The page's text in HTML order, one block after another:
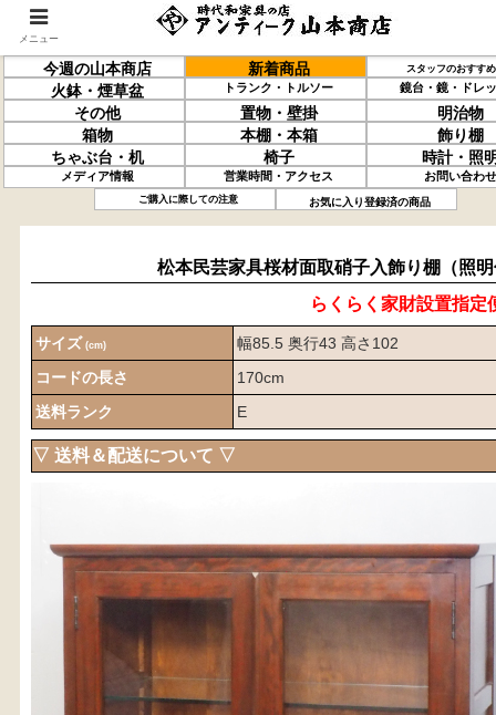
今週の山本商店 新着商品 スタッフのおすす
火鉢・煙草盆 トランク・トルソー 鏡台・鏡・ドレ
その他 置物・壁掛
明治物
箱物
本棚・本箱
飾り棚
ちゃぶ台・机
椅子 時計・照
メディア情報 営業時間・アクセス お問い合わ
ご購入に際しての注意 お気に入り登録済の商品
松本民芸家具桜材面取硝子入飾り棚 （照明付）
松本民芸家具桜材面取硝子入飾り棚（照
らくらく家財設置指定
サイズ (cm)
幅85.5 奥行43 高さ102
コードの長さ
170cm
送料ランク
E
▽ 送料＆配送について ▽
・商品代金に送料は含まれておりません。
・送料は、商品のサイズ・発送先地域によって異なります。
・ご購入手続きを進める途中で「宅急便」を選択いただくと、
自動的に送料が加算されます。
・配送についての詳細は、
こちら
【送料を確認する】
メニュー